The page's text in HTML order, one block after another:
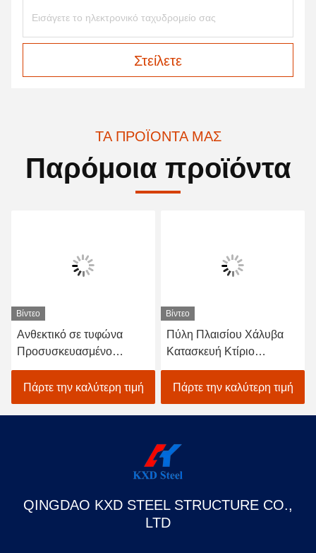
Στείλετε
ΤΑ ΠΡΟΪΌΝΤΑ ΜΑΣ
Παρόμοια προϊόντα
Βίντεο
Ανθεκτικό σε τυφώνα
Προσυσκευασμένο
χάλυβα κτίριο Χάλυβα
Αποθήκη Χάνγκαρ
Γραφείο
Πάρτε την καλύτερη τιμή
Βίντεο
Πύλη Πλαισίου Χάλυβα
Κατασκευή Κτίριο
Αποθήκη Προετοιμασμένα
μεταλλικά εμπορικά κτίρια
Πάρτε την καλύτερη τιμή
QINGDAO KXD STEEL STRUCTURE CO.,
LTD